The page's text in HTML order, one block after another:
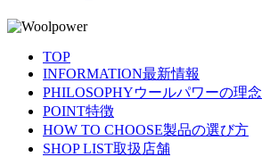
TOP
INFORMATION最新情報
PHILOSOPHYウールパワーの理念
POINT特徴
HOW TO CHOOSE製品の選び方
SHOP LIST取扱店舗